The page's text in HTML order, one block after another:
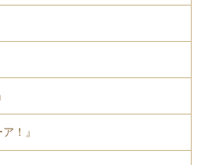
！』